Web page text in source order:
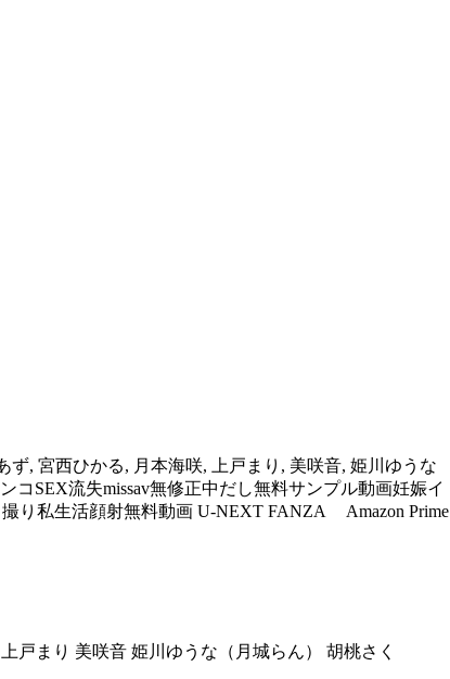
ず, 宮西ひかる, 月本海咲, 上戸まり, 美咲音, 姫川ゆうな
コSEX流失missav無修正中だし無料サンプル動画妊娠イ
り私生活顔射無料動画 U-NEXT FANZA Amazon Prime
戸まり 美咲音 姫川ゆうな（月城らん） 胡桃さく